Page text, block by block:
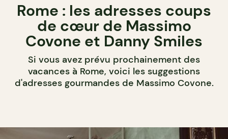
Rome : les adresses coups
de cœur de Massimo
Covone et Danny Smiles
Si vous avez prévu prochainement des
vacances à Rome, voici les suggestions
d'adresses gourmandes de Massimo Covone.